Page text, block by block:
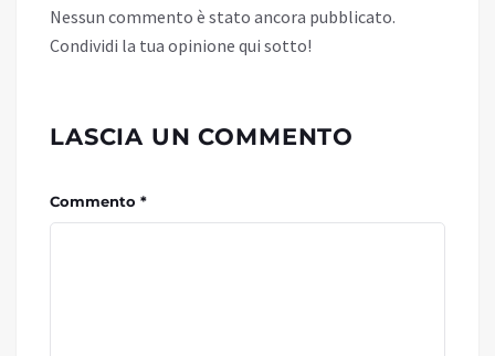
Nessun commento è stato ancora pubblicato.
Condividi la tua opinione qui sotto!
LASCIA UN COMMENTO
Commento *